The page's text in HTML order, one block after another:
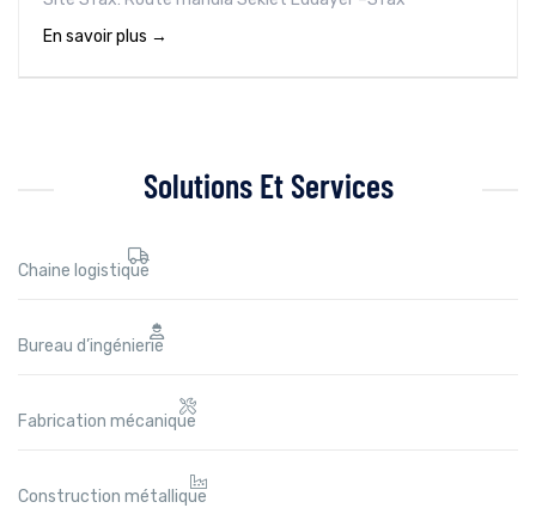
En savoir plus
Solutions Et Services
Chaine logistique
Bureau d’ingénierie
Fabrication mécanique
Construction métallique